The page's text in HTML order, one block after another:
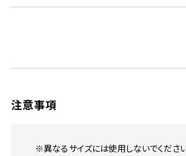
注意事項
※異なるサイズには使用しないでください